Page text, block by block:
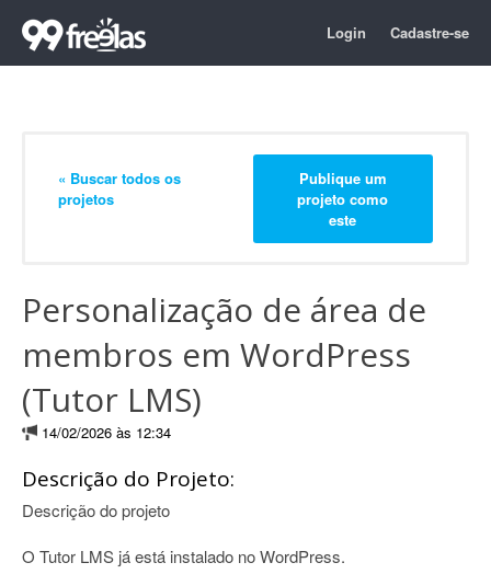
Login Cadastre-se
« Buscar todos os
projetos
Publique um
projeto como
este
Personalização de área de
membros em WordPress
(Tutor LMS)
14/02/2026 às 12:34
Descrição do Projeto:
Descrição do projeto
O Tutor LMS já está instalado no WordPress.